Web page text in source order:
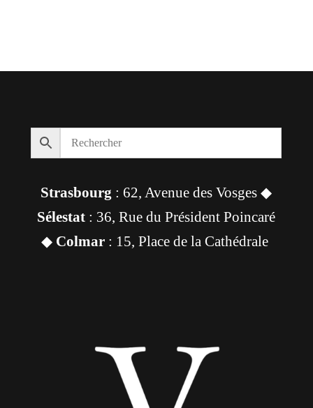
Strasbourg : 62, Avenue des Vosges ◆
Sélestat : 36, Rue du Président Poincaré
◆ Colmar: 15, Place de la Cathédrale